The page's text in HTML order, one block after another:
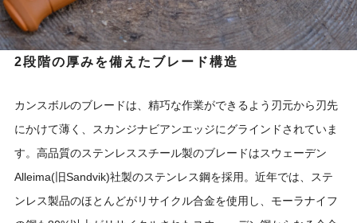
2段階の厚みを備えたブレード構造
カンスボルのブレードは、精巧な作業ができるよう刃元から刃先
にかけて薄く、スカンジナビアンエッジにグラインドされていま
す。高品質のステンレススチール製のブレードはスウェーデン
Alleima(旧Sandvik)社製のステンレス鋼を採用。近年では、ステ
ンレス製品のほとんどがリサイクル合金を使用し、モーラナイフ